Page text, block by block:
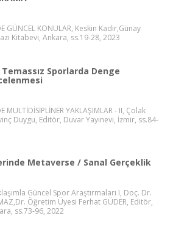
GÜNCEL KONULAR, Keskin Kadir,Günay
Kitabevi, Ankara, ss.19-28, 2023
Sporlarda Denge
MULTİDİSİPLİNER YAKLAŞIMLAR - II, Çolak
Duygu, Editör, Duvar Yayınevi, İzmir, ss.84-
Metaverse / Sanal Gerçeklik
Güncel Spor Araştırmaları I, Doç. Dr.
Öğretim Üyesi Ferhat GÜDER, Editör,
ss.73-96, 2022